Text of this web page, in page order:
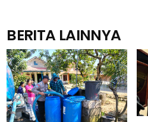
BERITA LAINNYA